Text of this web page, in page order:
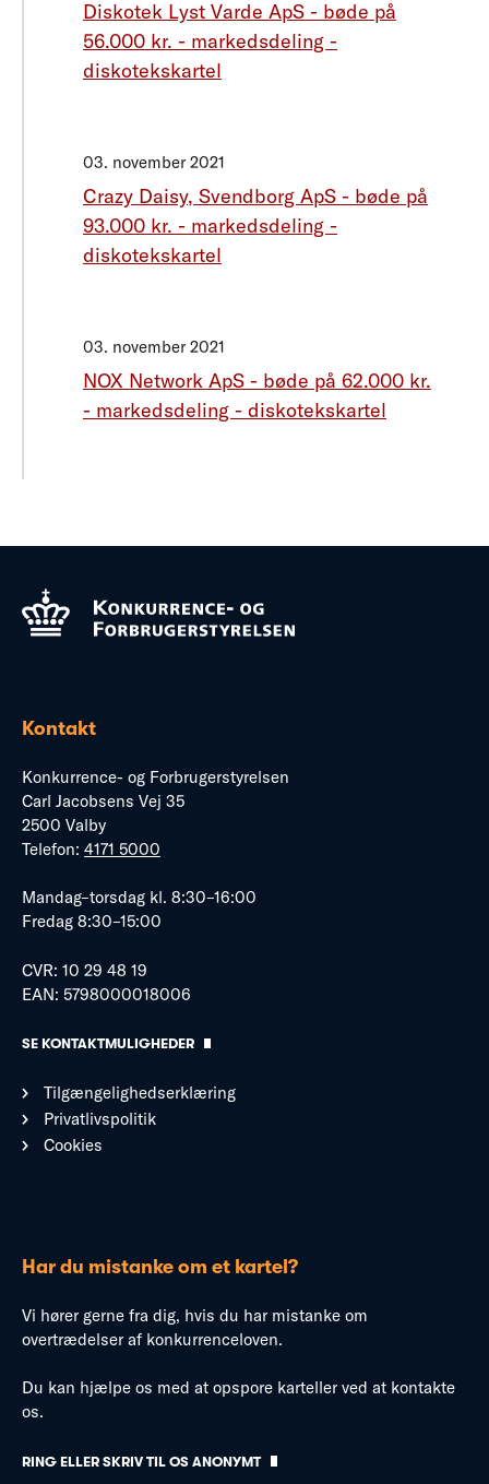
Diskotek Lyst Varde ApS - bøde på
56.000 kr. - markedsdeling -
diskotekskartel
03. november 2021
Crazy Daisy, Svendborg ApS - bøde på
93.000 kr. - markedsdeling -
diskotekskartel
03. november 2021
NOX Network ApS - bøde på 62.000 kr.
- markedsdeling - diskotekskartel
Kontakt
Konkurrence- og Forbrugerstyrelsen
Carl Jacobsens Vej 35
2500 Valby
Telefon: 4171 5000
Mandag–torsdag kl. 8:30–16:00
Fredag 8:30–15:00
CVR: 10 29 48 19
EAN: 5798000018006
SE KONTAKTMULIGHEDER
Tilgængelighedserklæring
Privatlivspolitik
Cookies
Har du mistanke om et kartel?
Vi hører gerne fra dig, hvis du har mistanke om
overtrædelser af konkurrenceloven.
Du kan hjælpe os med at opspore karteller ved at kontakte
os.
RING ELLER SKRIV TIL OS ANONYMT